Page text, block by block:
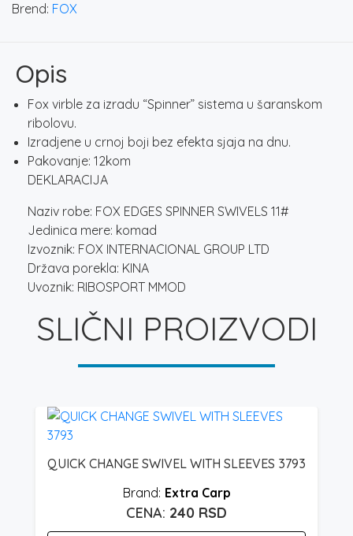
Brend: FOX
Opis
Fox virble za izradu “Spinner” sistema u šaranskom
ribolovu.
Izradjene u crnoj boji bez efekta sjaja na dnu.
Pakovanje: 12kom
DEKLARACIJA
Naziv robe: FOX EDGES SPINNER SWIVELS 11#
Jedinica mere: komad
Izvoznik: FOX INTERNACIONAL GROUP LTD
Država porekla: KINA
Uvoznik: RIBOSPORT MMOD
SLIČNI PROIZVODI
QUICK CHANGE SWIVEL WITH SLEEVES 3793
Extra Carp
240 RSD